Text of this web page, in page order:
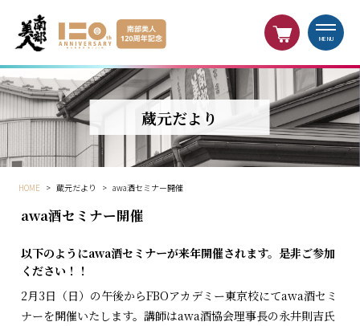
MENU
蔵元だより
HOME > 蔵元だより > awa酒セミナー開催
awa酒セミナー開催
以下のようにawa酒セミナーが来年開催されます。是非ご参加
ください！！
2月3日（日）の午後からFBOアカデミー東京校にてawa酒セミ
ナーを開催いたします。講師はawa酒協会理事長の永井則吉氏